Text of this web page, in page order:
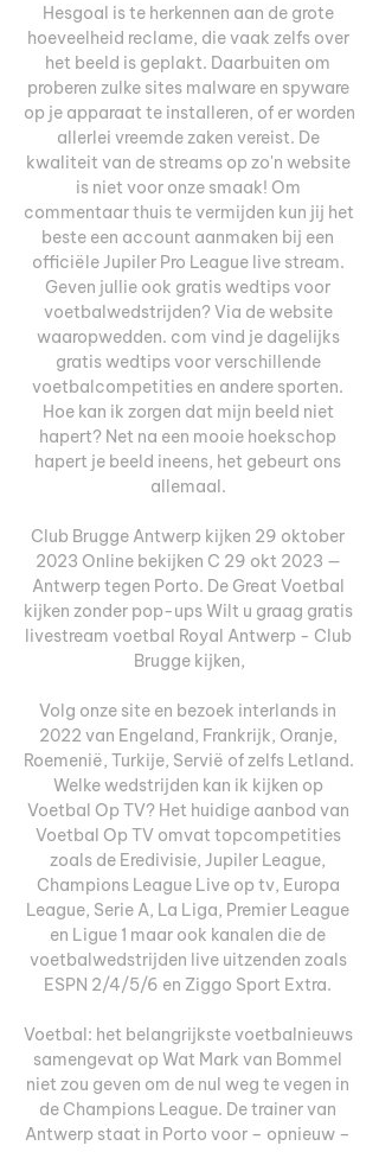
Hesgoal is te herkennen aan de grote
hoeveelheid reclame, die vaak zelfs over
het beeld is geplakt. Daarbuiten om
proberen zulke sites malware en spyware
op je apparaat te installeren, of er worden
allerlei vreemde zaken vereist. De
kwaliteit van de streams op zo'n website
is niet voor onze smaak! Om
commentaar thuis te vermijden kun jij het
beste een account aanmaken bij een
officiële Jupiler Pro League live stream.
Geven jullie ook gratis wedtips voor
voetbalwedstrijden? Via de website
waaropwedden. com vind je dagelijks
gratis wedtips voor verschillende
voetbalcompetities en andere sporten.
Hoe kan ik zorgen dat mijn beeld niet
hapert? Net na een mooie hoekschop
hapert je beeld ineens, het gebeurt ons
allemaal.
Club Brugge Antwerp kijken 29 oktober
2023 Online bekijken C 29 okt 2023 —
Antwerp tegen Porto. De Great Voetbal
kijken zonder pop-ups Wilt u graag gratis
livestream voetbal Royal Antwerp - Club
Brugge kijken,
Volg onze site en bezoek interlands in
2022 van Engeland, Frankrijk, Oranje,
Roemenië, Turkije, Servië of zelfs Letland.
Welke wedstrijden kan ik kijken op
Voetbal Op TV? Het huidige aanbod van
Voetbal Op TV omvat topcompetities
zoals de Eredivisie, Jupiler League,
Champions League Live op tv, Europa
League, Serie A, La Liga, Premier League
en Ligue 1 maar ook kanalen die de
voetbalwedstrijden live uitzenden zoals
ESPN 2/4/5/6 en Ziggo Sport Extra.
Voetbal: het belangrijkste voetbalnieuws
samengevat op Wat Mark van Bommel
niet zou geven om de nul weg te vegen in
de Champions League. De trainer van
Antwerp staat in Porto voor – opnieuw –